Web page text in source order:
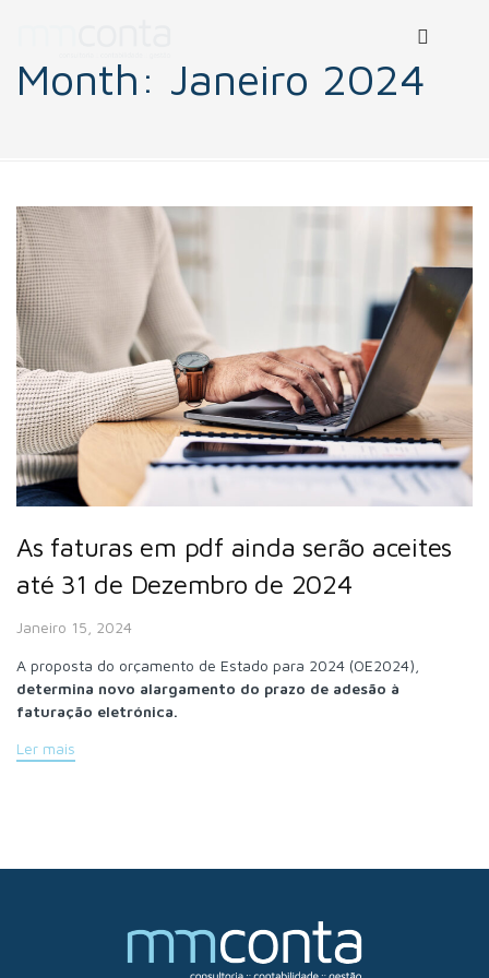
Month: Janeiro 2024
As faturas em pdf ainda serão aceites
até 31 de Dezembro de 2024
Janeiro 15, 2024
A proposta do orçamento de Estado para 2024 (OE2024),
determina novo alargamento do prazo de adesão à
faturação eletrónica.
Ler mais